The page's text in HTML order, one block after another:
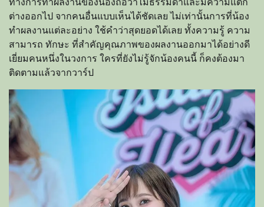
ต่างออกไป จากคนอื่นแบบเห็นได้ชัดเลย ไม่เท่านั้นการที่น้อง
ทำผลงานแต่ละอย่าง ใช้คำว่าสุดยอดได้เลย ทั้งความรู้ ความ
สามารถ ทักษะ ที่สำคัญคุณภาพของผลงานออกมาได้อย่างดี
เยี่ยมคนหนึ่งในวงการ ใครที่ยังไม่รู้จักน้องคนนี้ ก็คงต้องมา
ติดตามแล้วจากวาร์ป